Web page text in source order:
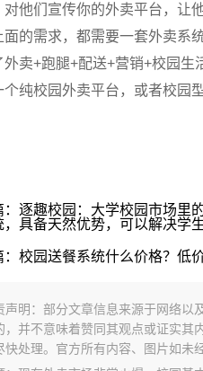
对他们宣传你的外卖平台，让
面的需求，都需要一套外卖系
外卖+跑腿+配送+营销+校园生
个纯校园外卖平台，或者校园
：逐趣校园：大学校园市场
，具备天然优势，可以解决学
：校园送餐系统什么价格？低
声明：部分文章信息来源于网络以
，并不意味着赞同其观点或证实其
快处理。官方所有内容、图片如未